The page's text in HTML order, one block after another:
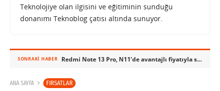
Teknolojiye olan ilgisini ve eğitiminin sunduğu
donanımı Teknoblog çatısı altında sunuyor.
SONRAKI HABER Redmi Note 13 Pro, N11’de avantajlı fiyatıyla satışta
ANA SAYFA FIRSATLAR